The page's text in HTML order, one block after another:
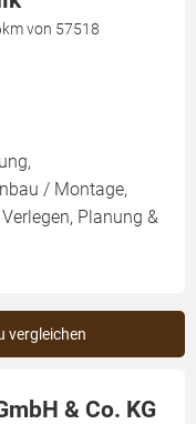
von 57518
/ Montage,
Planung &
vergleichen
& Co. KG